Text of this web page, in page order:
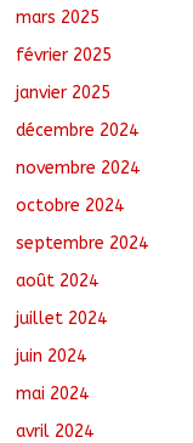
mars 2025
février 2025
janvier 2025
décembre 2024
novembre 2024
octobre 2024
septembre 2024
août 2024
juillet 2024
juin 2024
mai 2024
avril 2024